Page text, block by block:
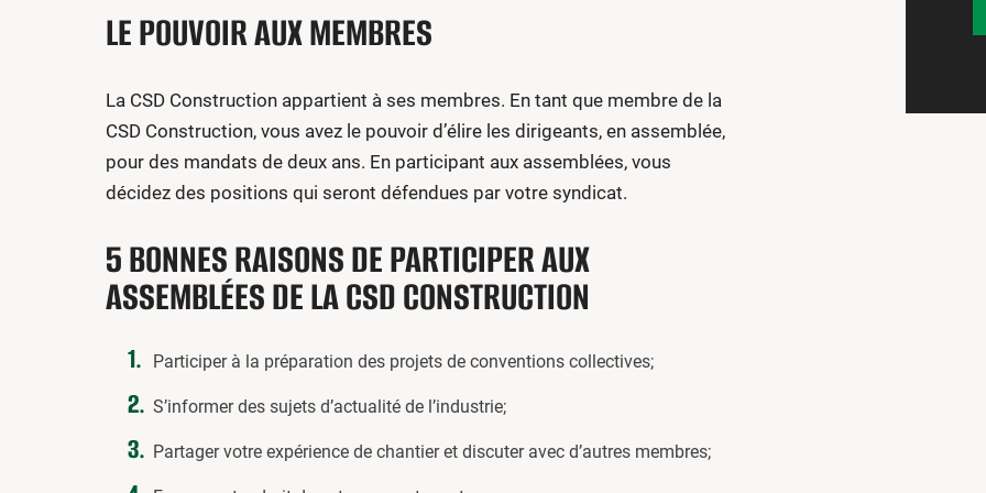
LE POUVOIR AUX MEMBRES
La CSD Construction appartient à ses membres. En tant que membre de la
CSD Construction, vous avez le pouvoir d’élire les dirigeants, en assemblée,
pour des mandats de deux ans. En participant aux assemblées, vous
décidez des positions qui seront défendues par votre syndicat.
5 BONNES RAISONS DE PARTICIPER AUX
ASSEMBLÉES DE LA CSD CONSTRUCTION
Participer à la préparation des projets de conventions collectives;
S’informer des sujets d’actualité de l’industrie;
Partager votre expérience de chantier et discuter avec d’autres membres;